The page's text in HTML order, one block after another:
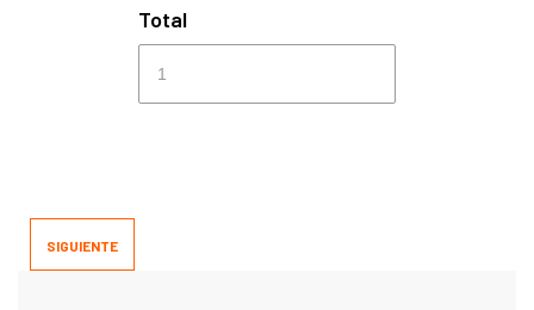
Total
SIGUIENTE